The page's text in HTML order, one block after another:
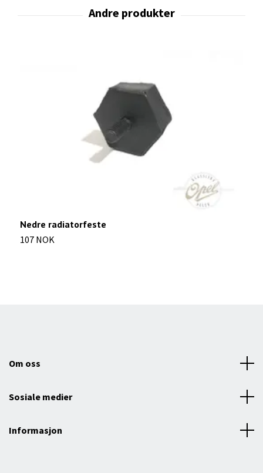
Nedre radiatorfeste
107 NOK
Om oss
Sosiale medier
Informasjon